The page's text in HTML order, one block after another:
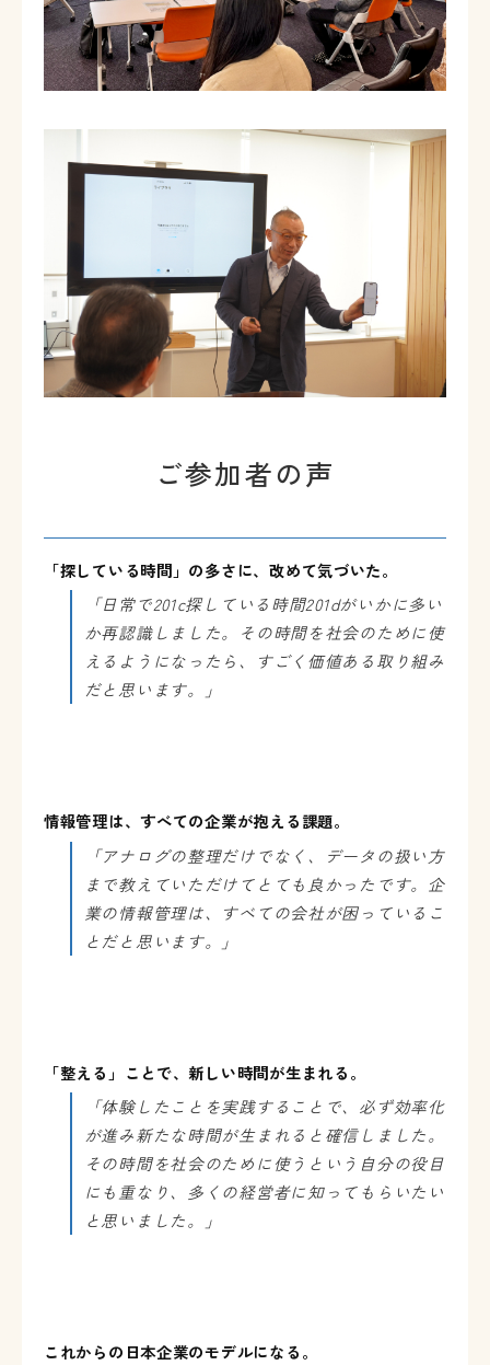
ご参加者の声
「探している時間」の多さに、改めて気づいた。
「日常で201c探している時間201dがいかに多い
か再認識しました。その時間を社会のために使
えるようになったら、すごく価値ある取り組み
だと思います。」
情報管理は、すべての企業が抱える課題。
「アナログの整理だけでなく、データの扱い方
まで教えていただけてとても良かったです。企
業の情報管理は、すべての会社が困っているこ
とだと思います。」
「整える」ことで、新しい時間が生まれる。
「体験したことを実践することで、必ず効率化
が進み新たな時間が生まれると確信しました。
その時間を社会のために使うという自分の役目
にも重なり、多くの経営者に知ってもらいたい
と思いました。」
これからの日本企業のモデルになる。